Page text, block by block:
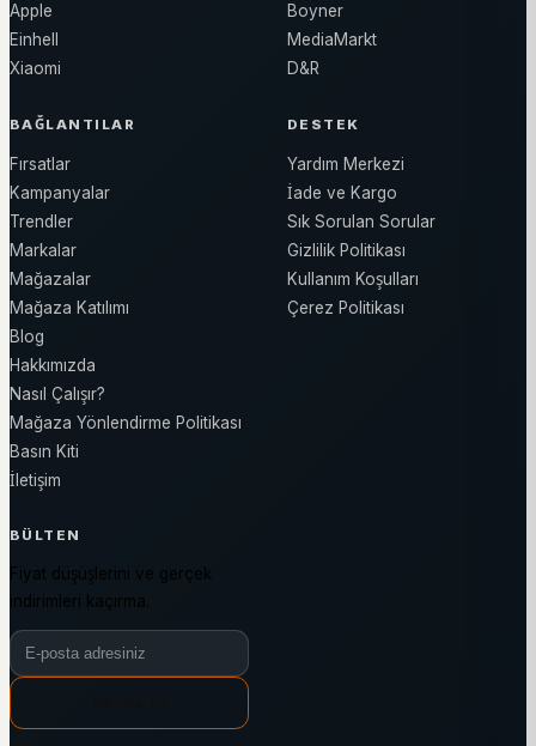
Apple
Einhell
Xiaomi
Boyner
MediaMarkt
D&R
BAĞLANTILAR
Fırsatlar
Kampanyalar
Trendler
Markalar
Mağazalar
Mağaza Katılımı
Blog
Hakkımızda
Nasıl Çalışır?
Mağaza Yönlendirme Politikası
Basın Kiti
İletişim
DESTEK
Yardım Merkezi
İade ve Kargo
Sık Sorulan Sorular
Gizlilik Politikası
Kullanım Koşulları
Çerez Politikası
BÜLTEN
Fiyat düşüşlerini ve gerçek
indirimleri kaçırma.
Bülten e-posta adresiniz